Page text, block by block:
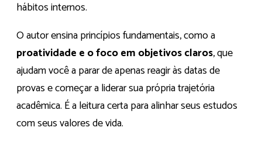
hábitos internos.
O autor ensina princípios fundamentais, como a
proatividade e o foco em objetivos claros, que
ajudam você a parar de apenas reagir às datas de
provas e começar a liderar sua própria trajetória
acadêmica. É a leitura certa para alinhar seus estudos
com seus valores de vida.